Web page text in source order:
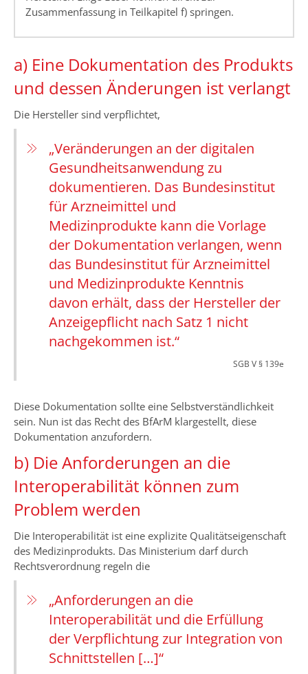
Zusammenfassung in Teilkapitel f) springen.
a) Eine Dokumentation des Produkts
und dessen Änderungen ist verlangt
Die Hersteller sind verpflichtet,
„Veränderungen an der digitalen
Gesundheitsanwendung zu
dokumentieren. Das Bundesinstitut
für Arzneimittel und
Medizinprodukte kann die Vorlage
der Dokumentation verlangen, wenn
das Bundesinstitut für Arzneimittel
und Medizinprodukte Kenntnis
davon erhält, dass der Hersteller der
Anzeigepflicht nach Satz 1 nicht
nachgekommen ist.“
SGB V § 139e
Diese Dokumentation sollte eine Selbstverständlichkeit
sein. Nun ist das Recht des BfArM klargestellt, diese
Dokumentation anzufordern.
b) Die Anforderungen an die
Interoperabilität können zum
Problem werden
Die Interoperabilität ist eine explizite Qualitätseigenschaft
des Medizinprodukts. Das Ministerium darf durch
Rechtsverordnung regeln die
„Anforderungen an die
Interoperabilität und die Erfüllung
der Verpflichtung zur Integration von
Schnittstellen […]“